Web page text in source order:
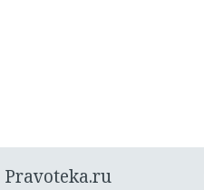
Pravoteka.ru